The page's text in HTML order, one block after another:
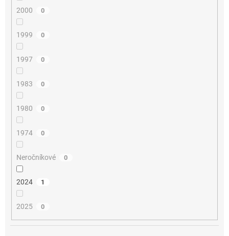
2000 0
1999 0
1997 0
1983 0
1980 0
1974 0
Neročníkové 0
2024 1
2025 0